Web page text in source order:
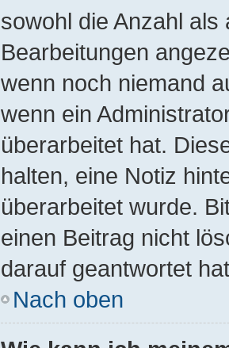
sowohl die Anzahl
Bearbeitungen
wenn noch niemand
wenn ein
überarbeitet hat.
halten, eine Notiz
überarbeitet wurde.
einen Beitrag nicht
darauf geantwortet
Nach oben